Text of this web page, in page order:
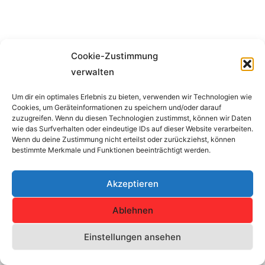
Cookie-Zustimmung
verwalten
Um dir ein optimales Erlebnis zu bieten, verwenden wir Technologien wie
Cookies, um Geräteinformationen zu speichern und/oder darauf
zuzugreifen. Wenn du diesen Technologien zustimmst, können wir Daten
wie das Surfverhalten oder eindeutige IDs auf dieser Website verarbeiten.
Wenn du deine Zustimmung nicht erteilst oder zurückziehst, können
bestimmte Merkmale und Funktionen beeinträchtigt werden.
Akzeptieren
Ablehnen
Einstellungen ansehen
Impressum
Copyright © 2026 SV Concordia Erfurt e.V. | Alle Rechte
vorbehalten.
Haftungshinweis: Trotz sorgfältiger inhaltlicher Kontrolle übernehmen
Für den Inhalt der verlinkten Seiten sind ausschließlich deren
Betreiber verantwortlich.